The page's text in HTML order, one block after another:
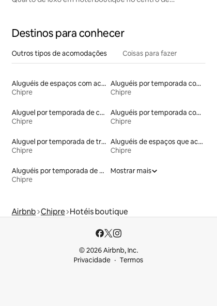
Destinos para conhecer
Outros tipos de acomodações Coisas para fazer
Aluguéis de espaços com acesso direto a pistas de esqui
Chipre
Aluguéis por temporada com banheira de hidromassagem
Chipre
Aluguel por temporada de casas de veraneio
Chipre
Aluguéis por temporada com café da manhã
Chipre
Aluguel por temporada de trailers
Chipre
Aluguéis de espaços que aceitam animais de estimação
Chipre
Aluguéis por temporada de acomodações de luxo
Chipre
Mostrar mais
Airbnb Chipre Hotéis boutique
© 2026 Airbnb, Inc.
Privacidade
Termos